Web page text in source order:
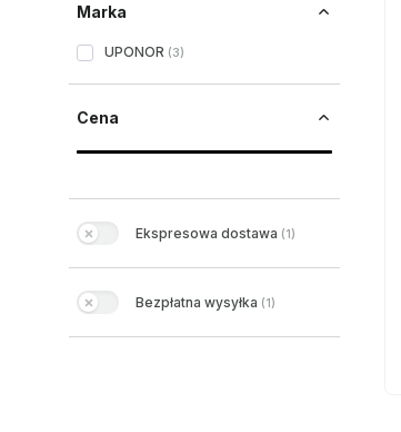
Marka
UPONOR (3)
Cena
Ekspresowa dostawa (1)
Bezpłatna wysyłka (1)